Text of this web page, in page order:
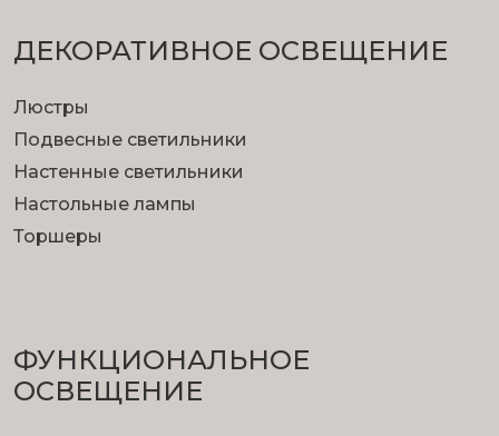
ДЕКОРАТИВНОЕ ОСВЕЩЕНИЕ
Люстры
Подвесные светильники
Настенные светильники
Настольные лампы
Торшеры
ФУНКЦИОНА­ЛЬНОЕ
ОСВЕЩЕНИЕ